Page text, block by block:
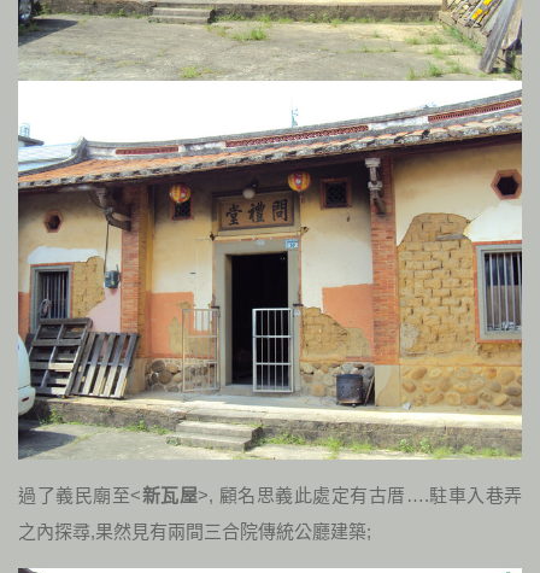
過了義民廟至<新瓦屋>, 顧名思義此處定有古厝….駐車入巷弄
之內探尋,果然見有兩間三合院傳統公廳建築;